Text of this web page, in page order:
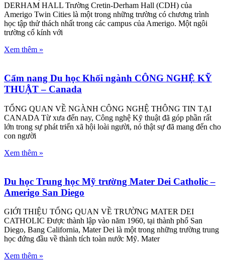
DERHAM HALL Trường Cretin-Derham Hall (CDH) của
Amerigo Twin Cities là một trong những trường có chương trình
học tập thử thách nhất trong các campus của Amerigo. Một ngôi
trường cổ kính với
Xem thêm »
Cẩm nang Du học Khối ngành CÔNG NGHỆ KỸ
THUẬT – Canada
TỔNG QUAN VỀ NGÀNH CÔNG NGHỆ THÔNG TIN TẠI
CANADA Từ xưa đến nay, Công nghệ Kỹ thuật đã góp phần rất
lớn trong sự phát triển xã hội loài người, nó thật sự đã mang đến cho
con người
Xem thêm »
Du học Trung học Mỹ trường Mater Dei Catholic –
Amerigo San Diego
GIỚI THIỆU TỔNG QUAN VỀ TRƯỜNG MATER DEI
CATHOLIC Được thành lập vào năm 1960, tại thành phố San
Diego, Bang California, Mater Dei là một trong những trường trung
học đứng đầu về thành tích toàn nước Mỹ. Mater
Xem thêm »